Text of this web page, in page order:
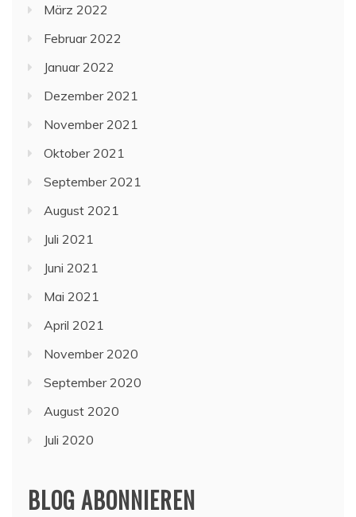
März 2022
Februar 2022
Januar 2022
Dezember 2021
November 2021
Oktober 2021
September 2021
August 2021
Juli 2021
Juni 2021
Mai 2021
April 2021
November 2020
September 2020
August 2020
Juli 2020
BLOG ABONNIEREN